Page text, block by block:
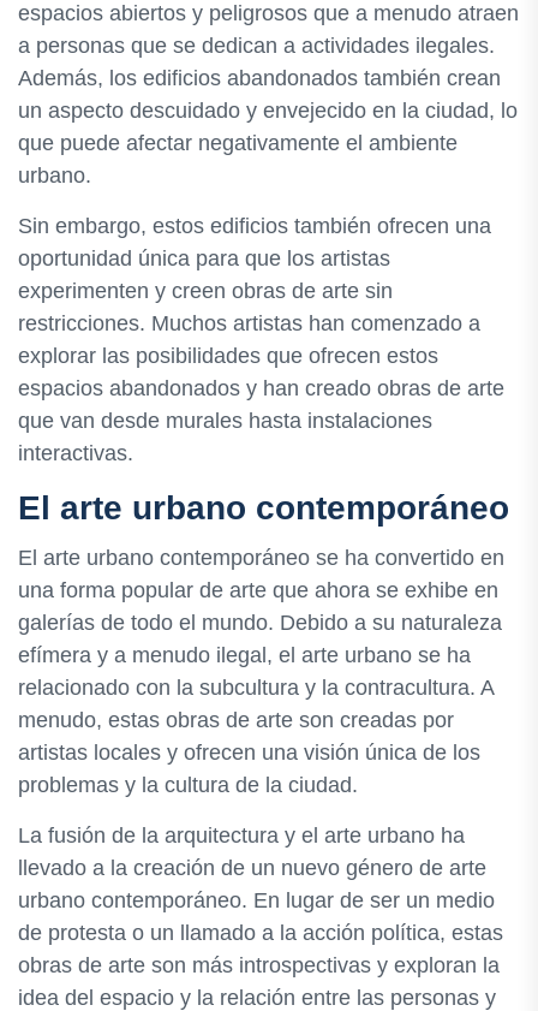
espacios abiertos y peligrosos que a menudo atraen
a personas que se dedican a actividades ilegales.
Además, los edificios abandonados también crean
un aspecto descuidado y envejecido en la ciudad, lo
que puede afectar negativamente el ambiente
urbano.
Sin embargo, estos edificios también ofrecen una
oportunidad única para que los artistas
experimenten y creen obras de arte sin
restricciones. Muchos artistas han comenzado a
explorar las posibilidades que ofrecen estos
espacios abandonados y han creado obras de arte
que van desde murales hasta instalaciones
interactivas.
El arte urbano contemporáneo
El arte urbano contemporáneo se ha convertido en
una forma popular de arte que ahora se exhibe en
galerías de todo el mundo. Debido a su naturaleza
efímera y a menudo ilegal, el arte urbano se ha
relacionado con la subcultura y la contracultura. A
menudo, estas obras de arte son creadas por
artistas locales y ofrecen una visión única de los
problemas y la cultura de la ciudad.
La fusión de la arquitectura y el arte urbano ha
llevado a la creación de un nuevo género de arte
urbano contemporáneo. En lugar de ser un medio
de protesta o un llamado a la acción política, estas
obras de arte son más introspectivas y exploran la
idea del espacio y la relación entre las personas y